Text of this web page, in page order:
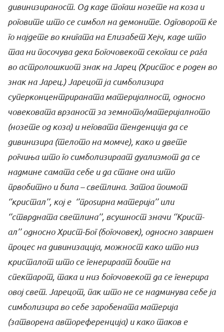
дивинизираност. Од каде тогаш нозете на коза и
роговите што се симбол на демоните. Одговорот ќе
го најдете во книгата на Елизабет Хејч, каде што
таа ни посочува дека Богочовекот секогаш се раѓа
во астролошкиот знак на Јарец (Христос е роден во
знак на Јарец.) Јарецот ја симболизира
суперконцентрираната материјалност, односно
човековата врзаност за земното/материјалното
(нозете од коза) и неговата тенденција да се
дивинизира (телото на момче), како и двете
рогчиња што го симболизираат дуализмот да се
надмине самата себе и да стане она што
првобитно и била – светлина. Затоа поимот
‘’кристал’’, кој е ‘’проѕирна материја’’ или
‘’стврдната светлина’’, всушност значи ‘’Крист-
ал’’ односно Христ-Бог (богочовек), односно завршен
процес на дивинизација, можност како што низ
кристалот што се генерираат боите на
спектарот, така и низ богочовекот да се генерира
овој свет. Јарецот, пак што не се надминува себе ја
симболизира во себе заробената материја
(затворена автореференција) и како таков е